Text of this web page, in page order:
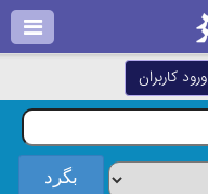
ورود کاربران